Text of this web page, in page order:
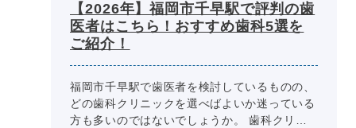
【2026年】福岡市千早駅で評判の歯
医者はこちら！おすすめ歯科5選を
ご紹介！
福岡市千早駅で歯医者を検討しているものの、
どの歯科クリニックを選べばよいか迷っている
方も多いのではないでしょうか。 歯科クリニ